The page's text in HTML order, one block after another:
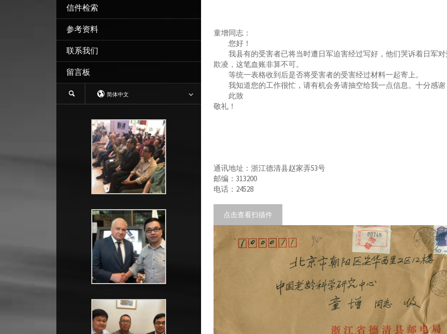
信件检索
参考资料
联系我们
留言板
简体中文
童增同志：
您好！
我县有的受害者已将当时遭日军迫害经过写好，他们哭诉着日军
欺凌，这笔血账非算不可。
等统一表格收到后是否将受害者的受害经过材料一起寄上。
我知道您的工作很忙，请有机会务请抽空给我一点信息。十分感谢
此致
敬礼！
通讯地址：浙江德清县赵家弄53号
邮编：313200
电话：24528